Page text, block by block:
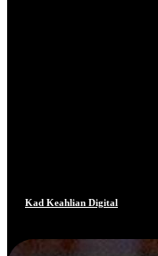
Kad Keahlian Digital